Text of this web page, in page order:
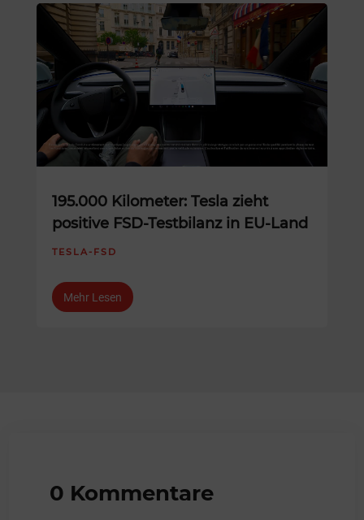
195.000 Kilometer: Tesla zieht
positive FSD-Testbilanz in EU-Land
TESLA-FSD
Mehr Lesen
0 Kommentare